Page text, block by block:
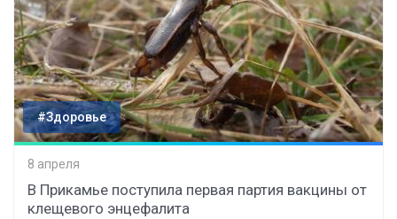
#Здоровье
8 апреля
В Прикамье поступила первая партия вакцины от
клещевого энцефалита